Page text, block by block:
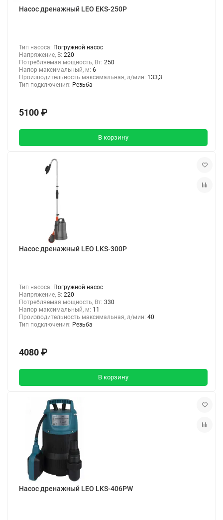
Насос дренажный LEO EKS-250P
Тип насоса: Погружной насос
Напряжение, В: 220
Потребляемая мощность, Вт: 250
Напор максимальный, м: 6
Производительность максимальная, л/мин: 133,3
Тип подключения: Резьба
5100 ₽
В корзину
Насос дренажный LEO LKS-300P
Тип насоса: Погружной насос
Напряжение, В: 220
Потребляемая мощность, Вт: 330
Напор максимальный, м: 11
Производительность максимальная, л/мин: 40
Тип подключения: Резьба
4080 ₽
В корзину
Насос дренажный LEO LKS-406PW